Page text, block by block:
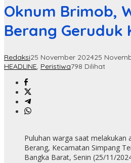
Oknum Brimob,
Berang Geruduk
Redaksi25 November 202425
HEADLINE, Peristiwa798 Dilihat
Puluhan warga saat melakukan
Berang, Kecamatan Simpang
Bangka Barat, Senin (25/11/